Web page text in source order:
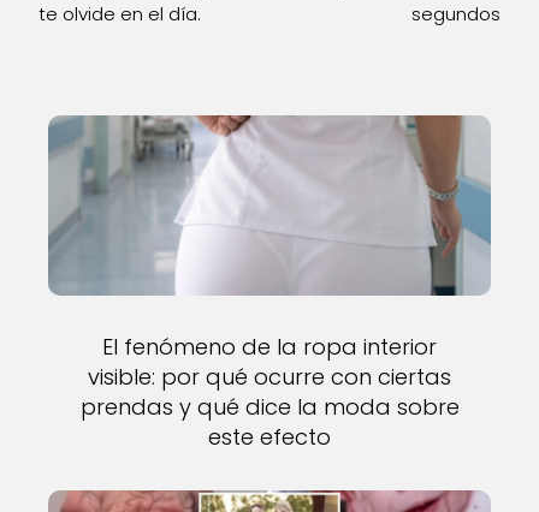
te olvide en el día.
segundos
El fenómeno de la ropa interior
visible: por qué ocurre con ciertas
prendas y qué dice la moda sobre
este efecto